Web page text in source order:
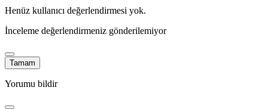
Henüz kullanıcı değerlendirmesi yok.
İnceleme değerlendirmeniz gönderilemiyor
Tamam
Yorumu bildir